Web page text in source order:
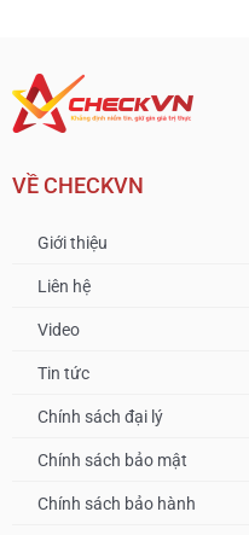
VỀ CHECKVN
Giới thiệu
Liên hệ
Video
Tin tức
Chính sách đại lý
Chính sách bảo mật
Chính sách bảo hành